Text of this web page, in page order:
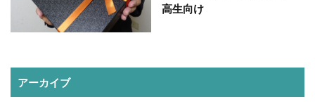
高生向け
アーカイブ